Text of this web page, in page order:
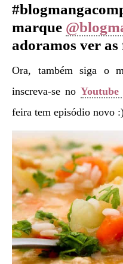
marque
adoramos ver as
Ora, também siga o
inscreva-se no
feira tem episódio novo